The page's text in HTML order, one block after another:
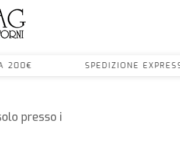
DA 200€ SPEDIZIONE
presso i